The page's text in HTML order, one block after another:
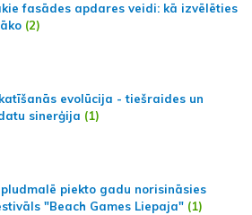
fasādes apdares veidi: kā izvēlēties
(2)
evolūcija - tiešraides un
sinerģija (1)
piekto gadu norisināsies
"Beach Games Liepaja" (1)